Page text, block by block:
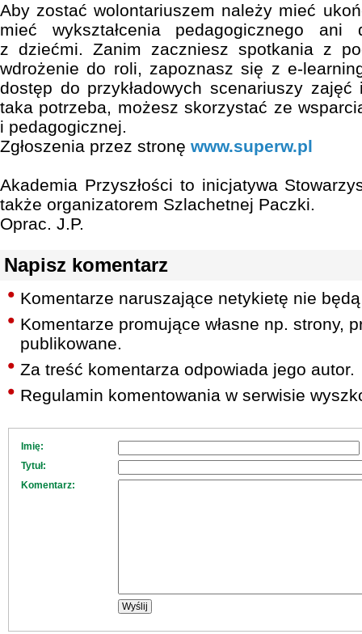
Aby zostać wolontariuszem należy mieć
mieć wykształcenia pedagogicznego ani
z dziećmi. Zanim zaczniesz spotkania z
wdrożenie do roli, zapoznasz się z e-
dostęp do przykładowych scenariuszy
taka potrzeba, możesz skorzystać ze
i pedagogicznej.
Zgłoszenia przez stronę www.superw.pl
Akademia Przyszłości to inicjatywa
także organizatorem Szlachetnej Paczki.
Oprac. J.P.
Napisz komentarz
Komentarze naruszające netykietę nie
Komentarze promujące własne np. strony,
publikowane.
Za treść komentarza odpowiada jego autor.
Regulamin komentowania w serwisie
Imię:
Tytuł:
Komentarz: